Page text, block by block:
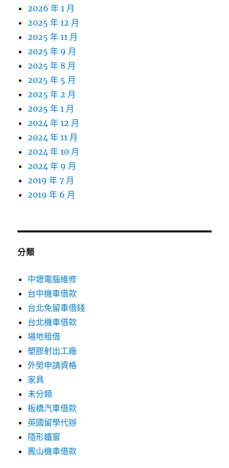
2026 年 1 月
2025 年 12 月
2025 年 11 月
2025 年 9 月
2025 年 8 月
2025 年 5 月
2025 年 2 月
2025 年 1 月
2024 年 12 月
2024 年 11 月
2024 年 10 月
2024 年 9 月
2019 年 7 月
2019 年 6 月
分類
中壢電腦維修
台中機車借款
台北免留車借錢
台北機車借款
場地租借
塑膠射出工廠
外勞申請資格
家具
未分類
板橋汽車借款
英國留學代辦
隱形鐵窗
鳳山機車借款